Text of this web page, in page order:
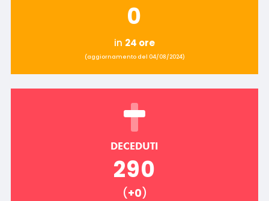
0
in 24 ore
(aggiornamento del 04/08/2024)
DECEDUTI
290
(+0)